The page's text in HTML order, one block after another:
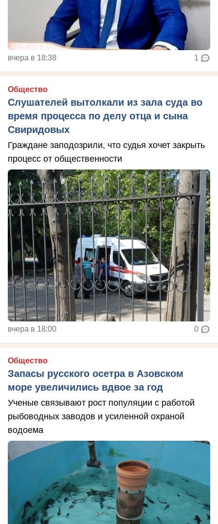
вчера в 18:38 1
Общество
Слушателей вытолкали из зала суда во
время процесса по делу отца и сына
Свиридовых
Граждане заподозрили, что судья хочет закрыть
процесс от общественности
вчера в 18:00 0
Общество
Запасы русского осетра в Азовском
море увеличились вдвое за год
Ученые связывают рост популяции с работой
рыбоводных заводов и усиленной охраной
водоема